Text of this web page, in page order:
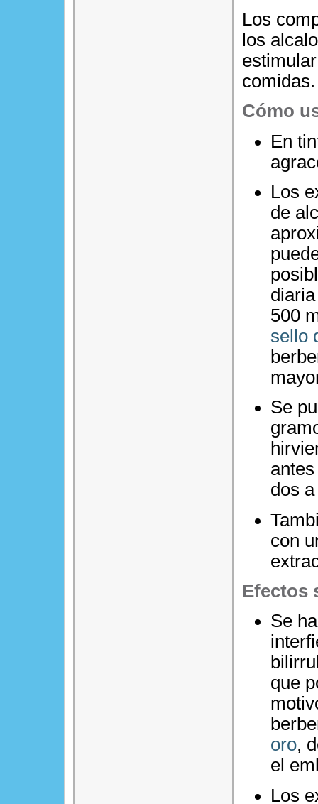
Los
los
comidas.
Cómo
En
Los
de
500
sello
Se
dos
con
Efectos
Se
que
oro,
el
Los